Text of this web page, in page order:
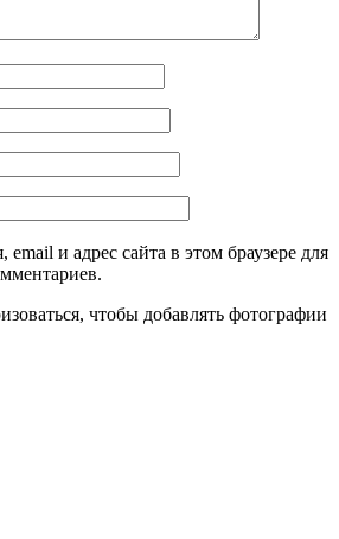
и адрес сайта в этом браузере для
чтобы добавлять фотографии